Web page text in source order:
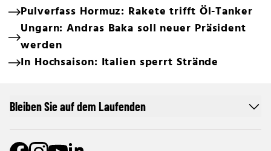
Pulverfass Hormuz: Rakete trifft Öl-Tanker
Ungarn: Andras Baka soll neuer Präsident
werden
In Hochsaison: Italien sperrt Strände
Bleiben Sie auf dem Laufenden